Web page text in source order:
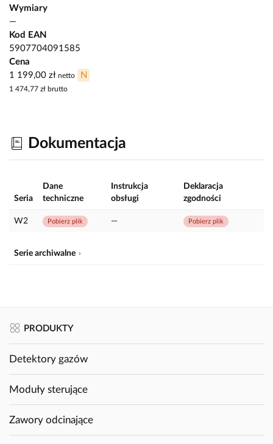
Wymiary
—
Kod EAN
5907704091585
Cena
1 199,00 zł netto N
1 474,77 zł brutto
Dokumentacja
Seria
Dane
techniczne
Instrukcja
obsługi
Deklaracja
zgodności
W2 Pobierz plik — Pobierz plik
Serie archiwalne
PRODUKTY
Detektory gazów
Moduły sterujące
Zawory odcinające